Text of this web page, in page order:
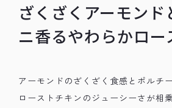
ざくざくアーモンド
ニ香るやわらかロー
アーモンドのざくざく食感とポルチ
ローストチキンのジューシーさが相